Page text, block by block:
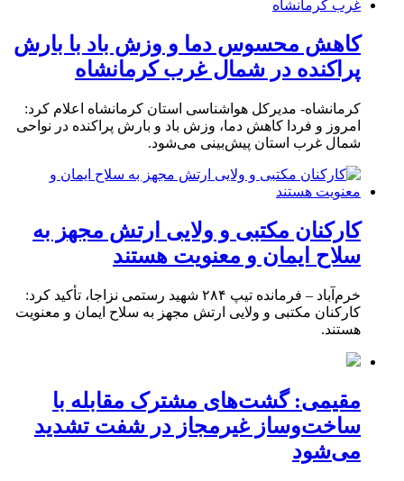
کاهش محسوس دما و وزش باد با بارش
پراکنده در شمال غرب کرمانشاه
کرمانشاه- مدیرکل هواشناسی استان کرمانشاه اعلام کرد:
امروز و فردا کاهش دما، وزش باد و بارش پراکنده در نواحی
شمال غرب استان پیش‌بینی می‌شود.
کارکنان مکتبی و ولایی ارتش مجهز به
سلاح ایمان و معنویت هستند
خرم‌آباد – فرمانده تیپ ۲۸۴ شهید رستمی نزاجا، تأکید کرد:
کارکنان مکتبی و ولایی ارتش مجهز به سلاح ایمان و معنویت
هستند.
مقیمی: گشت‌های مشترک مقابله با
ساخت‌وساز غیرمجاز در شفت تشدید
می‌شود